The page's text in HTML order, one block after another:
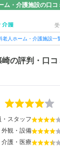
ム・介護施設の口コ
老人ホーム・介護施設一
の評判・口
・スタッフ
外観・設備
介護・医療